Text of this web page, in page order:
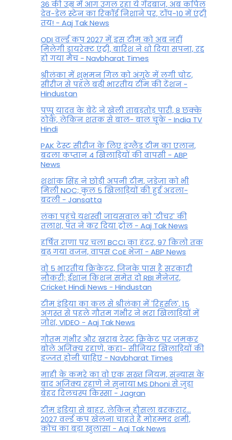
36 की उम्र में आग उगल रहा ये गेंदबाज, अब कपिल
देव-डेल स्टेन का रिकॉर्ड निशाने पर, टॉप-10 में एंट्री
तय! - Aaj Tak News
ODI वर्ल्ड कप 2027 में इस टीम को अब नहीं
मिलेगी डायरेक्ट एंट्री, बारिश ने धो दिया सपना, रद्द
हो गया मैच - Navbharat Times
श्रीलंका में शुभमन गिल को अंगूठे में लगी चोट,
सीरीज से पहले बढ़ी भारतीय टीम की टेंशन -
Hindustan
पप्पू यादव के बेटे ने खेली ताबड़तोड़ पारी, 8 छक्के
ठोके, लेकिन शतक से बाल- बाल चूके - India TV
Hindi
PAK टेस्ट सीरीज के लिए इंग्लैंड टीम का एलान,
बदला कप्तान 4 खिलाड़ियों की वापसी - ABP
News
शशांक सिंह ने छोड़ी अपनी टीम, जडेजा को भी
मिली NOC; कुल 5 खिलाड़ियों की हुई अदला-
बदली - Jansatta
लंका पहुंचे यशस्वी जायसवाल को 'टीचर' की
तलाश, पंत ने कर द‍िया ट्रोल - Aaj Tak News
हर्षित राणा पर चला BCCI का हंटर, 97 किलो तक
बढ़ गया वजन, वापस CoE भेजा - ABP News
वो 5 भारतीय क्रिकेटर, जिनके पास है सरकारी
नौकरी; ईशान किशन समेत दो RBI मैनेजर,
Cricket Hindi News - Hindustan
टीम इंडिया का कल से श्रीलंका में 'रिहर्सल', 15
अगस्त से पहले गौतम गंभीर ने भरा ख‍िलाड़‍ियों में
जोश, VIDEO - Aaj Tak News
गौतम गंभीर और खराब टेस्ट क्रिकेट पर जमकर
बोले अजिंक्य रहाणे, कहा- सीनियर खिलाड़ियों की
इज्जत होनी चाहिए - Navbharat Times
माही के कमरे का वो एक सख्त नियम, संन्यास के
बाद अजिंक्‍य रहाणे ने सुनाया MS Dhoni से जुड़ा
बेहद दिलचस्प किस्सा - Jagran
टीम इंडिया से बाहर, लेकिन हौसला बरकरार...
2027 वर्ल्ड कप खेलना चाहते हैं मोहम्मद शमी,
कोच का बड़ा खुलासा - Aaj Tak News